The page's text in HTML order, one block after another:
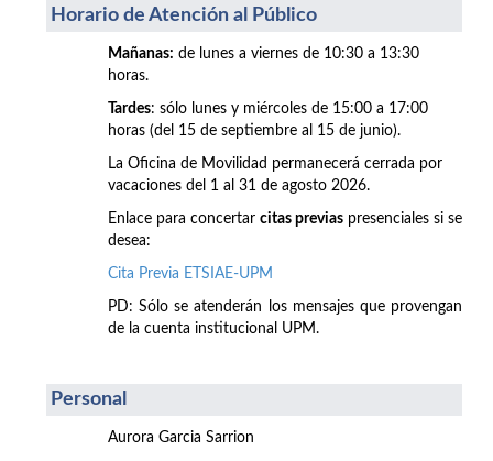
Horario de Atención al Público
Mañanas: de lunes a viernes de 10:30 a 13:30
horas.
Tardes: sólo lunes y miércoles de 15:00 a 17:00
horas (del 15 de septiembre al 15 de junio).
La Oficina de Movilidad permanecerá cerrada por
vacaciones del 1 al 31 de agosto 2026.
Enlace para concertar citas previas presenciales si se
desea:
Cita Previa ETSIAE-UPM
PD: Sólo se atenderán los mensajes que provengan
de la cuenta institucional UPM.
Personal
Aurora Garcia Sarrion